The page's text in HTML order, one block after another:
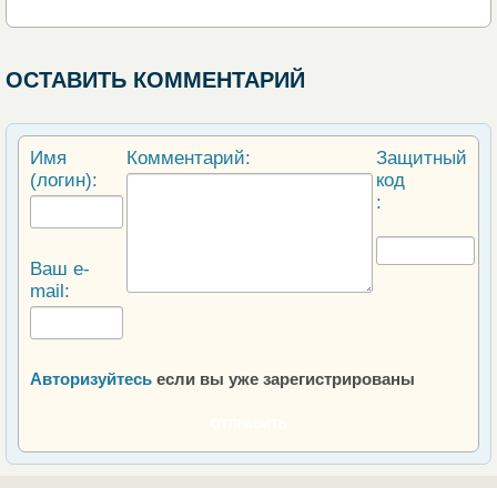
ОСТАВИТЬ КОММЕНТАРИЙ
Имя
(логин):
Ваш e-
mail:
Комментарий:
Защитный
код
:
Авторизуйтесь если вы уже зарегистрированы